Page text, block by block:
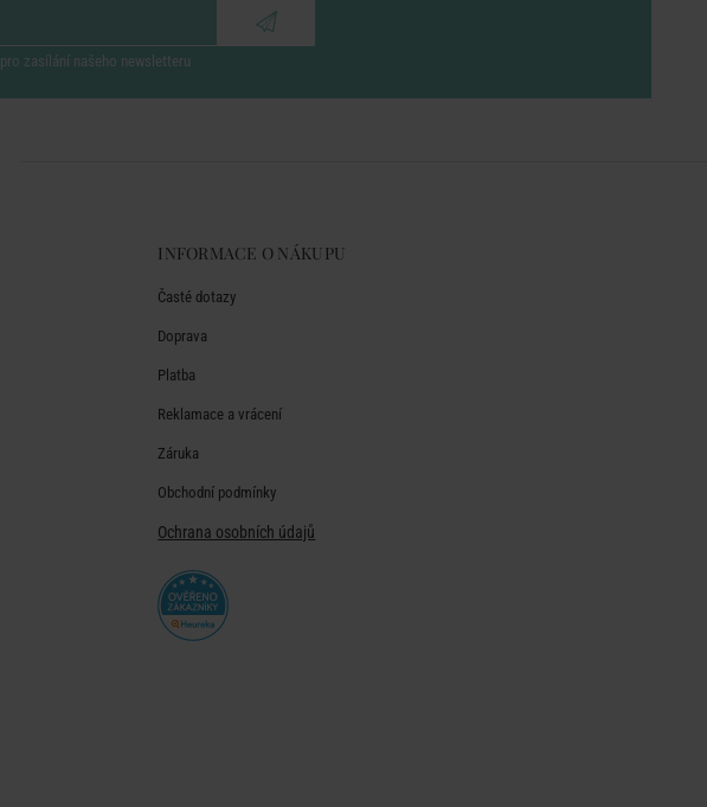
pro zasílání našeho newsletteru
INFORMACE O NÁKUPU
Časté dotazy
Doprava
Platba
Reklamace a vrácení
Záruka
Obchodní podmínky
Ochrana osobních údajů